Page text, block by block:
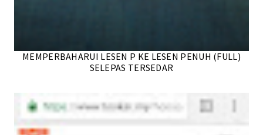
MEMPERBAHARUI LESEN P KE LESEN PENUH (FULL)
SELEPAS TERSEDAR